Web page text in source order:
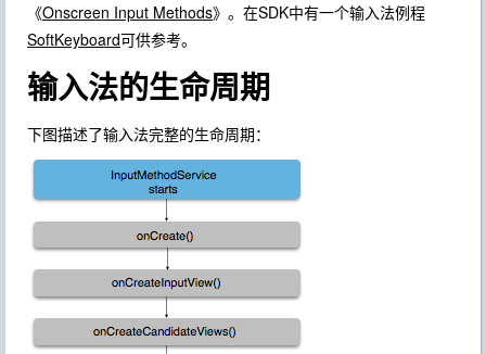
《Onscreen Input Methods》。在SDK中有一个输入法例程
SoftKeyboard可供参考。
输入法的生命周期
下图描述了输入法完整的生命周期：